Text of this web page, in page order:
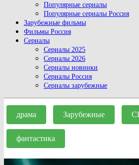
Популярные сериалы
Популярные сериалы Россия
Зарубежные фильмы
Фильмы Россия
Сериалы
Сериалы 2025
Сериалы 2026
Сериалы новинки
Сериалы Россия
Сериалы зарубежные
Close
Button
драма Зарубежные
фантастика